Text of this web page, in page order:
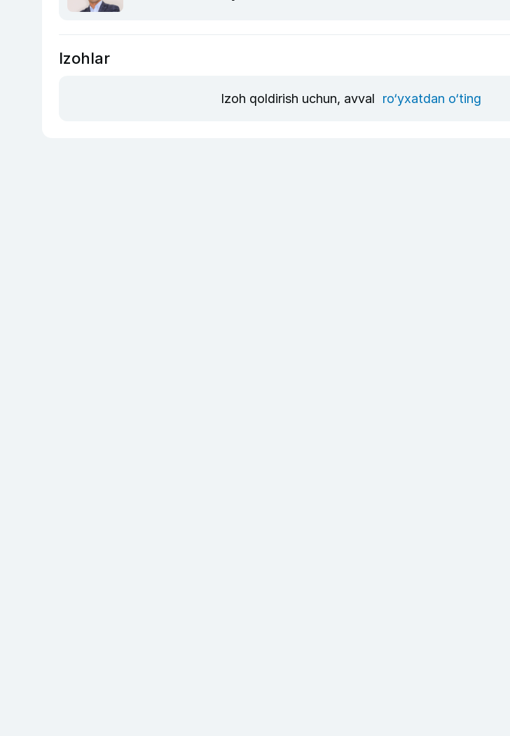
Izohlar
Izoh qoldirish uchun, avval ro‘yxatdan o‘ting